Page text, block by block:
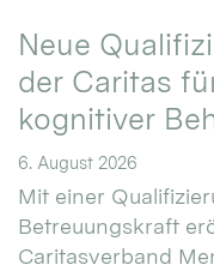
Neue
der Caritas
kognitiver
6. August 2026
Mit einer
Betreuungskraft
Caritasverband